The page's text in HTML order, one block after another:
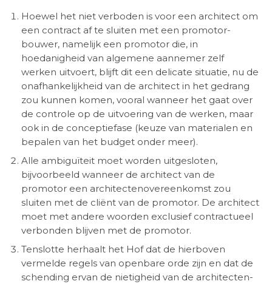
Hoewel het niet verboden is voor een architect om
een contract af te sluiten met een promotor-
bouwer, namelijk een promotor die, in
hoedanigheid van algemene aannemer zelf
werken uitvoert, blijft dit een delicate situatie, nu de
onafhankelijkheid van de architect in het gedrang
zou kunnen komen, vooral wanneer het gaat over
de controle op de uitvoering van de werken, maar
ook in de conceptiefase (keuze van materialen en
bepalen van het budget onder meer).
Alle ambiguïteit moet worden uitgesloten,
bijvoorbeeld wanneer de architect van de
promotor een architectenovereenkomst zou
sluiten met de cliënt van de promotor. De architect
moet met andere woorden exclusief contractueel
verbonden blijven met de promotor.
Tenslotte herhaalt het Hof dat de hierboven
vermelde regels van openbare orde zijn en dat de
schending ervan de nietigheid van de architecten-